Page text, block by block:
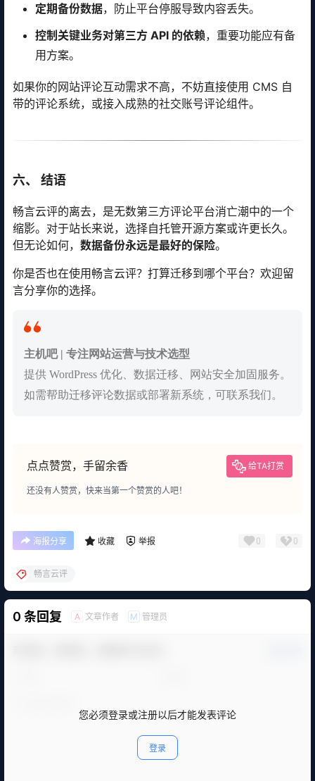
定期备份数据，防止平台停服导致内容丢失。
控制关键业务对第三方 API 的依赖，重要功能应有备
用方案。
如果你的网站评论互动需求不高，不妨直接使用 CMS 自
带的评论系统，或接入成熟的社交账号评论组件。
六、 结语
畅言云评的离去，是无数第三方评论平台消亡潮中的一个
缩影。对于站长来说，选择自托管开源方案或许更长久。
但无论如何， 数据备份永远是最好的保险。
你是否也在使用畅言云评？打算迁移到哪个平台？欢迎留
言分享你的选择。
主机吧 | 专注网站运营与技术选型
提供 WordPress 优化、数据迁移、网站安全加固服务。
如需帮助迁移评论数据或部署新系统，可联系我们。
点点赞赏，手留余香 给TA打赏
还没有人赞赏，快来当第一个赞赏的人吧！
海报分享 收藏 举报 0 0
畅言云评
0 条回复 A 文章作者 M 管理员
您必须登录或注册以后才能发表评论
登录